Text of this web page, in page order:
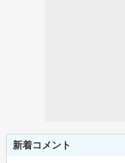
新着コメント